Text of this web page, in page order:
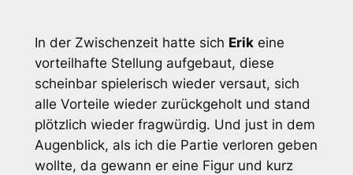
In der Zwischenzeit hatte sich Erikeine
vorteilhafte Stellung aufgebaut, diese
scheinbar spielerisch wieder versaut, sich
alle Vorteile wieder zurückgeholt und stand
plötzlich wieder fragwürdig. Und just in dem
Augenblick, als ich die Partie verloren geben
wollte, da gewann er eine Figur und kurz